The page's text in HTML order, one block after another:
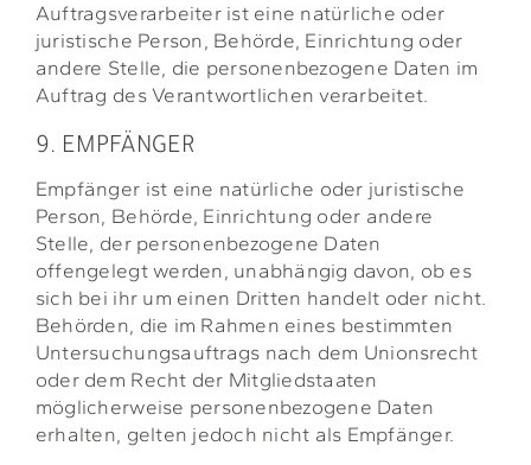
Auftragsverarbeiter ist eine natürliche oder
juristische Person, Behörde, Einrichtung oder
andere Stelle, die personenbezogene Daten im
Auftrag des Verantwortlichen verarbeitet.
9. EMPFÄNGER
Empfänger ist eine natürliche oder juristische
Person, Behörde, Einrichtung oder andere
Stelle, der personenbezogene Daten
offengelegt werden, unabhängig davon, ob es
sich bei ihr um einen Dritten handelt oder nicht.
Behörden, die im Rahmen eines bestimmten
Untersuchungsauftrags nach dem Unionsrecht
oder dem Recht der Mitgliedstaaten
möglicherweise personenbezogene Daten
erhalten, gelten jedoch nicht als Empfänger.